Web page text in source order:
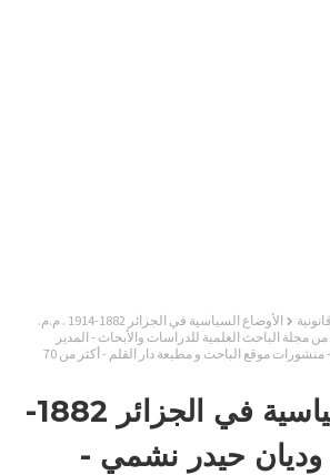
الأوضاع السياسية في الجزائر 1882-1914 . م.م.
وديان حيدر نشمي - العدد 92 من مجلة الباحث العلمية للدراسات والأبحاث - المدير
المسؤول ذ محمد القاسمي - منشورات موقع الباحث و مطبعة دار القلم - أكثر من 70
الأوضاع السياسية في الجزائر 1882-
وديان حيدر نشمي -